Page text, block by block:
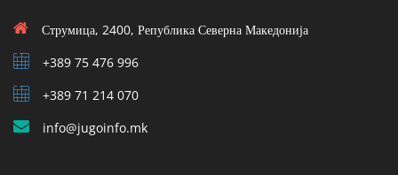
Струмица, 2400, Република Северна Македонија
+389 75 476 996
+389 71 214 070
info@jugoinfo.mk